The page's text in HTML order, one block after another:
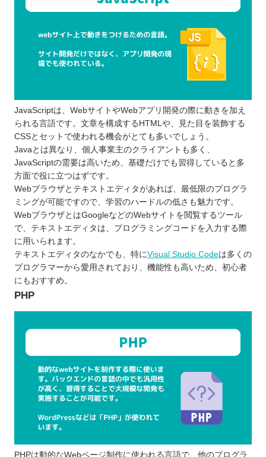
JavaScriptは、WebサイトやWebアプリ開発の際に動きを加え
られる言語です。文章を構成するHTMLや、見た目を装飾する
CSSとセットで使われる機会がとても多いでしょう。
Javaとは異なり、個人事業主のクライアントも多く、
JavaScriptの需要は高いため、基礎だけでも習得していると多
方面で役に立つはずです。
Webブラウザとテキストエディタがあれば、最低限のプログラ
ミングが可能ですので、学習のハードルの低さも魅力です。
WebブラウザとはGoogleなどのWebサイトを閲覧するツール
で、テキストエディタは、プログラミングコードを入力する際
に用いられます。
テキストエディタのなかでも、特にVisual Studio Codeは多くの
プログラマーから愛用されており、機能性も高いため、初心者
にもおすすめ。
PHP
PHPは動的なWebページ制作に使われる言語で、他のプログラ